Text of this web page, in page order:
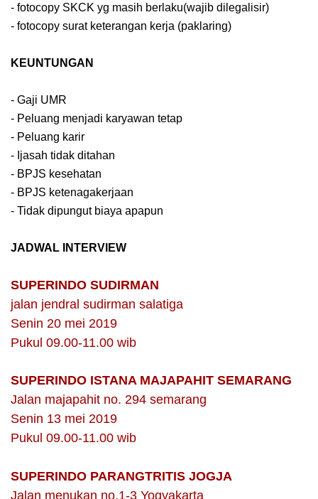
- fotocopy SKCK yg masih berlaku(wajib dilegalisir)
- fotocopy surat keterangan kerja (paklaring)
KEUNTUNGAN
- Gaji UMR
- Peluang menjadi karyawan tetap
- Peluang karir
- Ijasah tidak ditahan
- BPJS kesehatan
- BPJS ketenagakerjaan
- Tidak dipungut biaya apapun
JADWAL INTERVIEW
SUPERINDO SUDIRMAN
jalan jendral sudirman salatiga
Senin 20 mei 2019
Pukul 09.00-11.00 wib
SUPERINDO ISTANA MAJAPAHIT SEMARANG
Jalan majapahit no. 294 semarang
Senin 13 mei 2019
Pukul 09.00-11.00 wib
SUPERINDO PARANGTRITIS JOGJA
Jalan menukan no.1-3 Yogyakarta